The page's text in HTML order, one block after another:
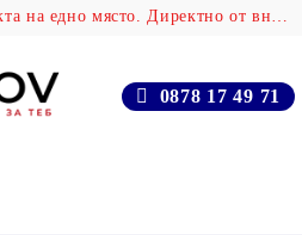
Крабов - Над 100 000 продукта на едно място. Директно от вносителя!
0878 17 49 71